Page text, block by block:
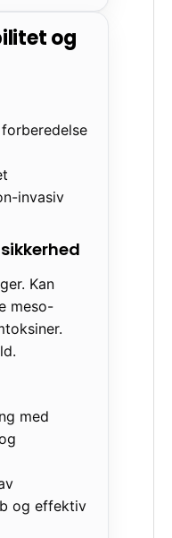
og
invasiv
Kan
meso-
med
og effektiv